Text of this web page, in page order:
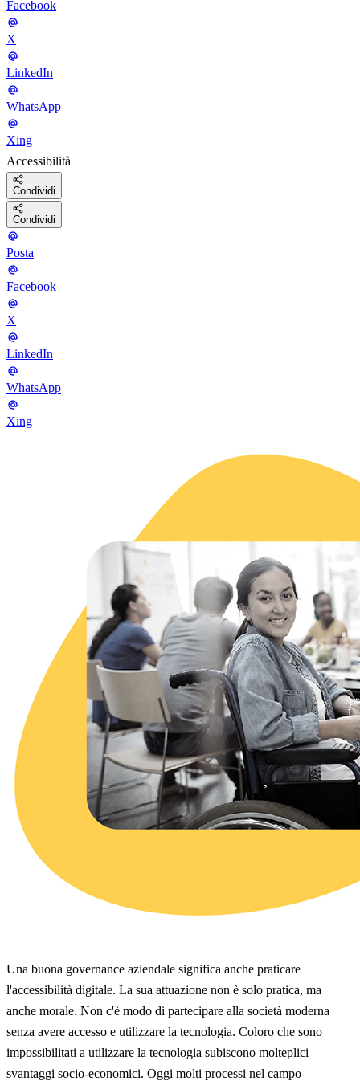
Facebook
X
LinkedIn
WhatsApp
Xing
Accessibilità
Condividi
Condividi
Posta
Facebook
X
LinkedIn
WhatsApp
Xing
Una buona governance aziendale significa anche praticare
l'accessibilità digitale. La sua attuazione non è solo pratica, ma
anche morale. Non c'è modo di partecipare alla società moderna
senza avere accesso e utilizzare la tecnologia. Coloro che sono
impossibilitati a utilizzare la tecnologia subiscono molteplici
svantaggi socio-economici. Oggi molti processi nel campo